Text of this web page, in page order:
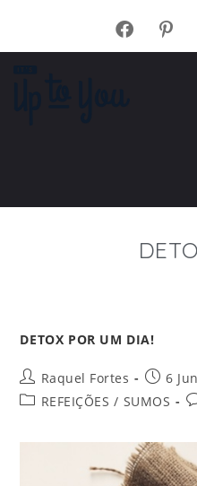
DETOX POR UM DIA!
Raquel Fortes
6
REFEIÇÕES / SUMOS